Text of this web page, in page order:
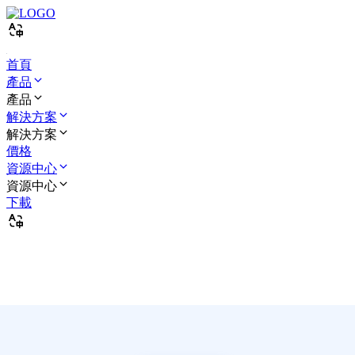
首頁
產品
產品
解決方案
解決方案
價格
資源中心
資源中心
下載